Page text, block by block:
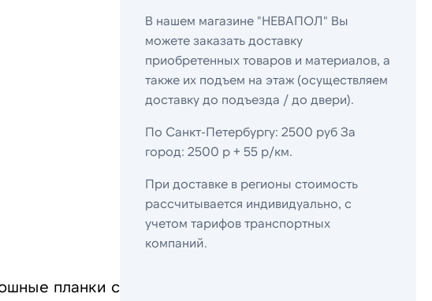
планки c
В нашем магазине "НЕВАПОЛ" Вы
можете заказать доставку
приобретенных товаров и материалов, а
также их подъем на этаж (осуществляем
доставку до подъезда / до двери).
По Санкт-Петербургу: 2500 руб За
город: 2500 р + 55 р/км.
При доставке в регионы стоимость
рассчитывается индивидуально, с
учетом тарифов транспортных
компаний.